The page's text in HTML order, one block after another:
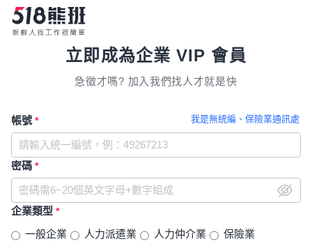
立即成為企業 VIP 會員
急徵才嗎? 加入我們找人才就是快
我是無統編、保險業通訊處
帳號 *
密碼 *
企業類型 *
一般企業 人力派遣業 人力仲介業
保險業